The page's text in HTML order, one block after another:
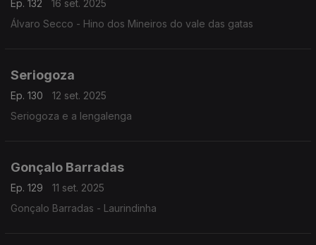
Ep. 132
16 set. 2025
Álvaro Secco - Hino dos Mineiros do vale das gatas
Seriogoza
Ep. 130
12 set. 2025
Seriogoza e a lengalenga
Gonçalo Barradas
Ep. 129
11 set. 2025
Gonçalo Barradas - Laurindinha